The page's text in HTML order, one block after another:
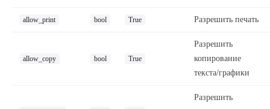
allow_print bool True Разрешить печать
allow_copy bool True
Разрешить
копирование
текста/графики
Разрешить